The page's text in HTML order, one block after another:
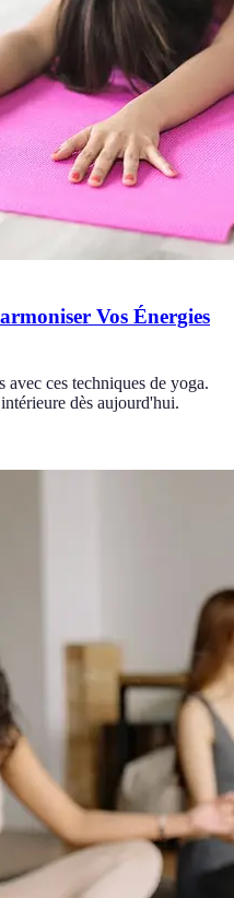
Vos Énergies
ces techniques de yoga.
dès aujourd'hui.